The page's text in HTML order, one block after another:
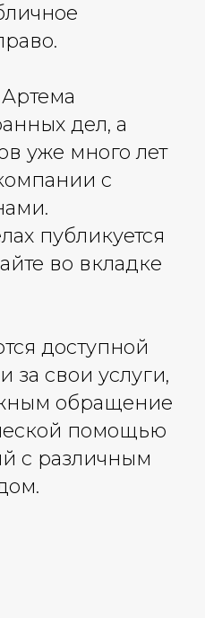
дел, а
уже много лет
с
публикуется
во вкладке
доступной
за свои услуги,
обращение
помощью
с различным